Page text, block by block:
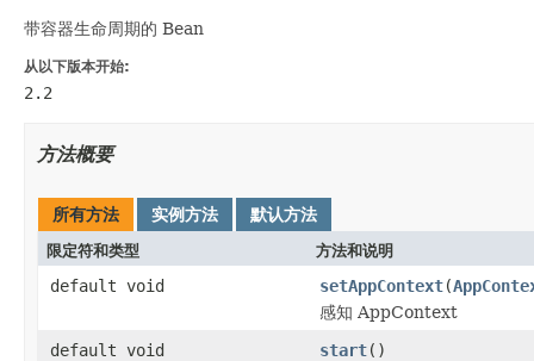
带容器生命周期的 Bean
从以下版本开始:
2.2
方法概要
所有方法 实例方法 默认方法
限定符和类型 方法和说明
default void setAppContext(
感知 AppContext
default void
start()